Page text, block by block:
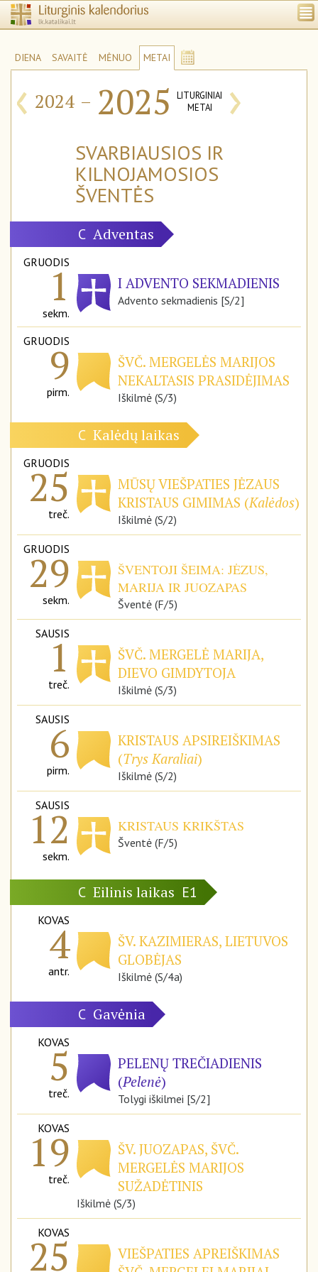
DIENA SAVAITĖ MĖNUO METAI
‹ 2024 – 2025
LITURGINIAI
METAI
›
SVARBIAUSIOS IR
KILNOJAMOSIOS
ŠVENTĖS
C Adventas
GRUODIS
1
sekm.
I ADVENTO SEKMADIENIS
Advento sekmadienis [S/2]
GRUODIS
9
pirm.
ŠVČ. MERGELĖS MARIJOS
NEKALTASIS PRASIDĖJIMAS
Iškilmė (S/3)
C Kalėdų laikas
GRUODIS
25
treč.
MŪSŲ VIEŠPATIES JĖZAUS
KRISTAUS GIMIMAS (Kalėdos)
Iškilmė (S/2)
GRUODIS
29
sekm.
ŠVENTOJI ŠEIMA: JĖZUS,
MARIJA IR JUOZAPAS
Šventė (F/5)
SAUSIS
1
treč.
ŠVČ. MERGELĖ MARIJA,
DIEVO GIMDYTOJA
Iškilmė (S/3)
SAUSIS
6
pirm.
KRISTAUS APSIREIŠKIMAS
(Trys Karaliai)
Iškilmė (S/2)
SAUSIS
12
sekm.
KRISTAUS KRIKŠTAS
Šventė (F/5)
C Eilinis laikas E1
KOVAS
4
antr.
ŠV. KAZIMIERAS, LIETUVOS
GLOBĖJAS
Iškilmė (S/4a)
C Gavėnia
KOVAS
5
treč.
PELENŲ TREČIADIENIS
(Pelenė)
Tolygi iškilmei [S/2]
KOVAS
19
treč.
ŠV. JUOZAPAS, ŠVČ.
MERGELĖS MARIJOS
SUŽADĖTINIS
Iškilmė (S/3)
KOVAS
25
VIEŠPATIES APREIŠKIMAS